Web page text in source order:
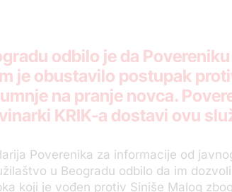
odbilo je da
je obustavilo postupak
na pranje novca.
KRIK-a dostavi ovu
Poverenika za informacije od
u Beogradu odbilo da im
koji je vođen protiv Siniše Malog